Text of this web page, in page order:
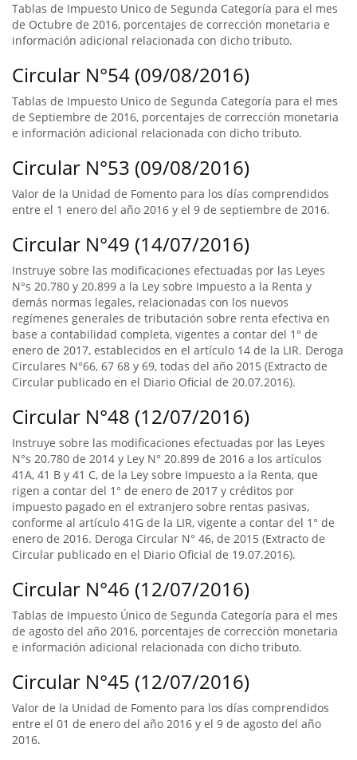
Tablas de Impuesto Unico de Segunda Categoría para el mes
de Octubre de 2016, porcentajes de corrección monetaria e
información adicional relacionada con dicho tributo.
Circular N°54 (09/08/2016)
Tablas de Impuesto Unico de Segunda Categoría para el mes
de Septiembre de 2016, porcentajes de corrección monetaria
e información adicional relacionada con dicho tributo.
Circular N°53 (09/08/2016)
Valor de la Unidad de Fomento para los días comprendidos
entre el 1 enero del año 2016 y el 9 de septiembre de 2016.
Circular N°49 (14/07/2016)
Instruye sobre las modificaciones efectuadas por las Leyes
N°s 20.780 y 20.899 a la Ley sobre Impuesto a la Renta y
demás normas legales, relacionadas con los nuevos
regímenes generales de tributación sobre renta efectiva en
base a contabilidad completa, vigentes a contar del 1° de
enero de 2017, establecidos en el artículo 14 de la LIR. Deroga
Circulares N°66, 67 68 y 69, todas del año 2015 (Extracto de
Circular publicado en el Diario Oficial de 20.07.2016).
Circular N°48 (12/07/2016)
Instruye sobre las modificaciones efectuadas por las Leyes
N°s 20.780 de 2014 y Ley N° 20.899 de 2016 a los artículos
41A, 41 B y 41 C, de la Ley sobre Impuesto a la Renta, que
rigen a contar del 1° de enero de 2017 y créditos por
impuesto pagado en el extranjero sobre rentas pasivas,
conforme al artículo 41G de la LIR, vigente a contar del 1° de
enero de 2016. Deroga Circular N° 46, de 2015 (Extracto de
Circular publicado en el Diario Oficial de 19.07.2016).
Circular N°46 (12/07/2016)
Tablas de Impuesto Único de Segunda Categoría para el mes
de agosto del año 2016, porcentajes de corrección monetaria
e información adicional relacionada con dicho tributo.
Circular N°45 (12/07/2016)
Valor de la Unidad de Fomento para los días comprendidos
entre el 01 de enero del año 2016 y el 9 de agosto del año
2016.